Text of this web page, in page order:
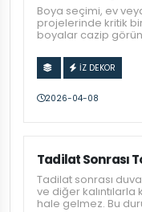
Boya seçimi, ev
projelerinde kritik bir
boyalar cazip
İZ DEKOR
2026-04-08
Tadilat Sonrası
Tadilat sonrası
ve diğer
hale gelmez. Bu